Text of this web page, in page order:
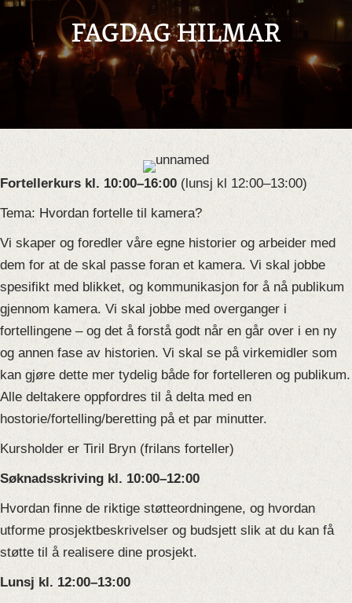
FAGDAG HILMAR
Fortellerkurs kl. 10:00–16:00 (lunsj kl 12:00–13:00)
Tema: Hvordan fortelle til kamera?
Vi skaper og foredler våre egne historier og arbeider med
dem for at de skal passe foran et kamera. Vi skal jobbe
spesifikt med blikket, og kommunikasjon for å nå publikum
gjennom kamera. Vi skal jobbe med overganger i
fortellingene – og det å forstå godt når en går over i en ny
og annen fase av historien. Vi skal se på virkemidler som
kan gjøre dette mer tydelig både for fortelleren og publikum.
Alle deltakere oppfordres til å delta med en
hostorie/fortelling/beretting på et par minutter.
Kursholder er Tiril Bryn (frilans forteller)
Søknadsskriving kl. 10:00–12:00
Hvordan finne de riktige støtteordningene, og hvordan
utforme prosjektbeskrivelser og budsjett slik at du kan få
støtte til å realisere dine prosjekt.
Lunsj kl. 12:00–13:00